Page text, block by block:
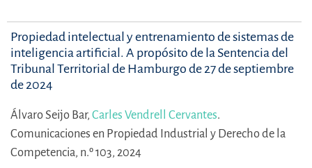
Propiedad intelectual y entrenamiento de sistemas de
inteligencia artificial. A propósito de la Sentencia del
Tribunal Territorial de Hamburgo de 27 de septiembre
de 2024
Álvaro Seijo Bar, Carles Vendrell Cervantes.
Comunicaciones en Propiedad Industrial y Derecho de la
Competencia, n.º 103, 2024